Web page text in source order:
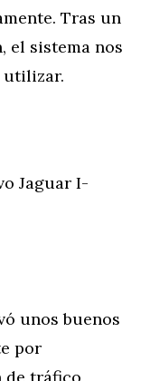
Tras un
el sistema nos
utilizar.
Jaguar I-
unos buenos
por